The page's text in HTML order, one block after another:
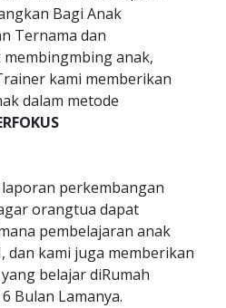
Bagi Anak
Ternama dan
anak,
kami memberikan
dalam metode
perkembangan
orangtua dapat
pembelajaran anak
dan kami juga memberikan
belajar diRumah
Bulan Lamanya.